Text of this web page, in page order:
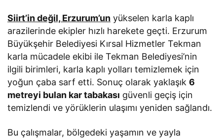
Siirt’in değil, Erzurum’un yükselen karla kaplı
arazilerinde ekipler hızlı harekete geçti. Erzurum
Büyükşehir Belediyesi Kırsal Hizmetler Tekman
karla mücadele ekibi ile Tekman Belediyesi’nin
ilgili birimleri, karla kaplı yolları temizlemek için
yoğun çaba sarf etti. Sonuç olarak yaklaşık6
metreyi bulan kar tabakası güvenli geçiş için
temizlendi ve yörüklerin ulaşımı yeniden sağlandı.
Bu çalışmalar, bölgedeki yaşamın ve yayla